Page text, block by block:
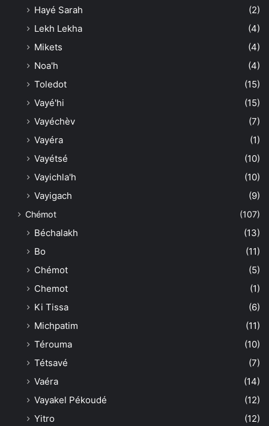
Hayé Sarah
(2)
Lekh Lekha
(4)
Mikets
(4)
Noa'h
(4)
Toledot
(15)
Vayé'hi
(15)
Vayéchèv
(7)
Vayéra
(1)
Vayétsé
(10)
Vayichla'h
(10)
Vayigach
(9)
Chémot (107)
Béchalakh
(13)
Bo
(11)
Chémot
(5)
Chemot
(1)
Ki Tissa
(6)
Michpatim
(11)
Térouma
(10)
Tétsavé
(7)
Vaéra
(14)
Vayakel Pékoudé
(12)
Yitro
(12)